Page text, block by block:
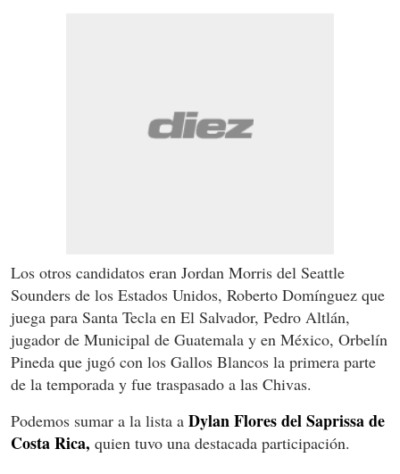
Los otros candidatos eran Jordan Morris del Seattle
Sounders de los Estados Unidos, Roberto Domínguez que
juega para Santa Tecla en El Salvador, Pedro Altlán,
jugador de Municipal de Guatemala y en México, Orbelín
Pineda que jugó con los Gallos Blancos la primera parte
de la temporada y fue traspasado a las Chivas.
Podemos sumar a la lista a Dylan Flores del Saprissa de
Costa Rica, quien tuvo una destacada participación.